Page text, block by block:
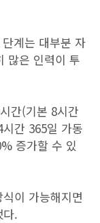
계는 대부분 자
많은 인력이 투
간(기본 8시간
간 365일 가동
증가할 수 있
이 가능해지면
다.